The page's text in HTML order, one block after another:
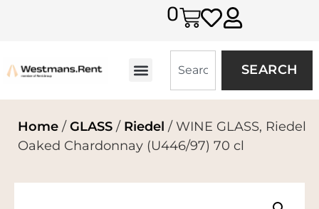
0
SEARCH
Home / GLASS / Riedel / WINE GLASS, Riedel
Oaked Chardonnay (U446/97) 70 cl